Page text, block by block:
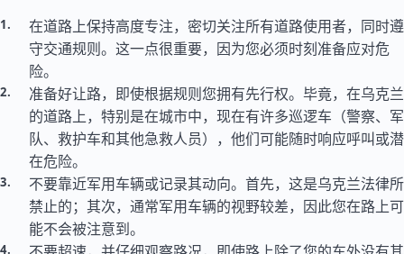
在道路上保持高度专注，密切关注所有道路使用者，同时遵
守交通规则。这一点很重要，因为您必须时刻准备应对危
险。
准备好让路，即使根据规则您拥有先行权。毕竟，在乌克兰
的道路上，特别是在城市中，现在有许多巡逻车（警察、军
队、救护车和其他急救人员），他们可能随时响应呼叫或潜
在危险。
不要靠近军用车辆或记录其动向。首先，这是乌克兰法律所
禁止的；其次，通常军用车辆的视野较差，因此您在路上可
能不会被注意到。